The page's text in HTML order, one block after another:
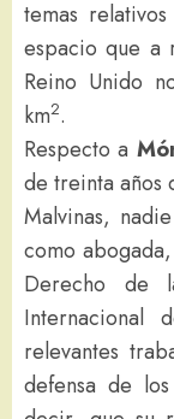
temas
espacio que a
Reino Unido
km2.
Respecto a
de treinta años
Malvinas,
como
Derecho de
relevantes
defensa de